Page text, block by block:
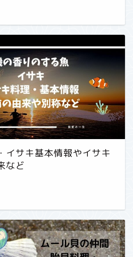
イサキ基本情報やイサキ
など